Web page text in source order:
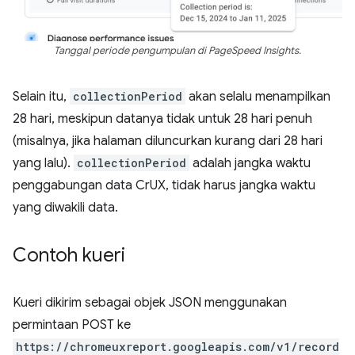
Tanggal periode pengumpulan di PageSpeed Insights.
Selain itu, collectionPeriod akan selalu menampilkan
28 hari, meskipun datanya tidak untuk 28 hari penuh
(misalnya, jika halaman diluncurkan kurang dari 28 hari
yang lalu). collectionPeriod adalah jangka waktu
penggabungan data CrUX, tidak harus jangka waktu
yang diwakili data.
Contoh kueri
Kueri dikirim sebagai objek JSON menggunakan
permintaan POST ke
https://chromeuxreport.googleapis.com/v1/record